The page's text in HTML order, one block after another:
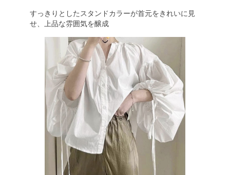
すっきりとしたスタンドカラーが首元をきれいに見
せ、上品な雰囲気を醸成